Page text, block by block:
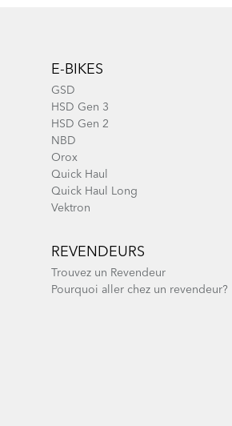
E-BIKES
GSD
HSD Gen 3
HSD Gen 2
NBD
Orox
Quick Haul
Quick Haul Long
Vektron
REVENDEURS
Trouvez un Revendeur
Pourquoi aller chez un revendeur?